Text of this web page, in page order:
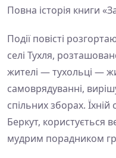
Повна історія книги
Події повісті
селі Тухля,
жителі — тухольці —
самоврядуванні,
спільних зборах.
Беркут, користується
мудрим порадником